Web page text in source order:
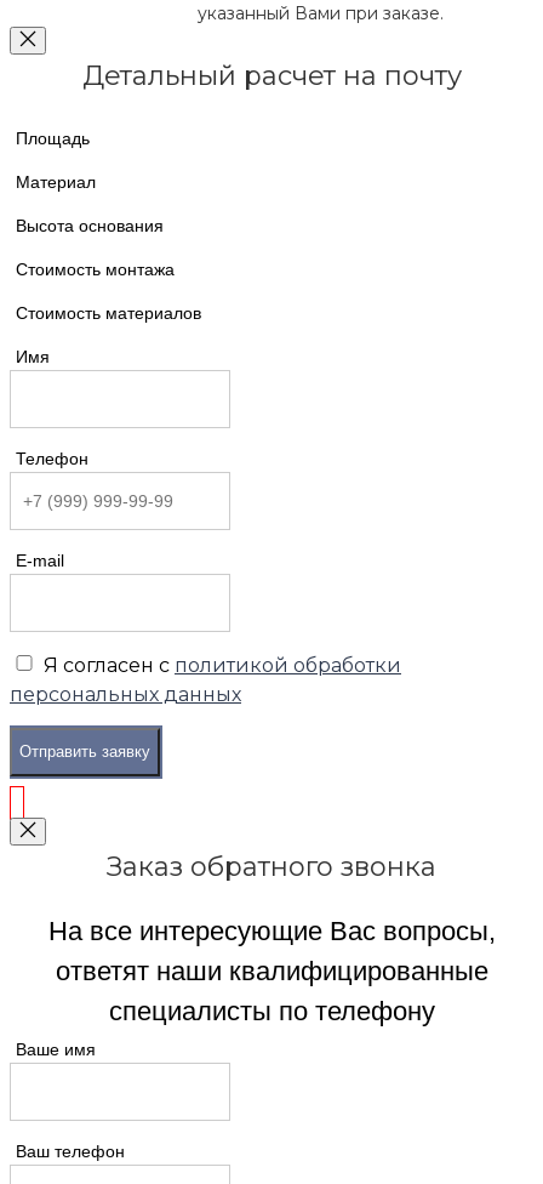
указанный Вами при заказе.
Детальный расчет на почту
Площадь
Материал
Высота основания
Стоимость монтажа
Стоимость материалов
Имя
Телефон
E-mail
Я согласен с политикой обработки
персональных данных
Отправить заявку
Заказ обратного звонка
На все интересующие Вас вопросы,
ответят наши квалифицированные
специалисты по телефону
Ваше имя
Ваш телефон